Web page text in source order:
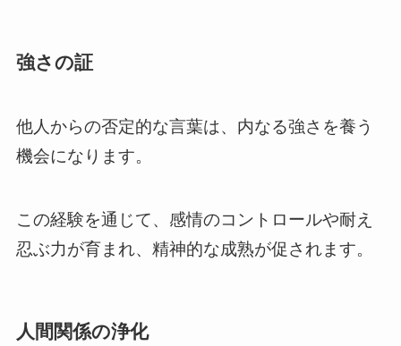
強さの証
他人からの否定的な言葉は、内なる強さを養う
機会になります。
この経験を通じて、感情のコントロールや耐え
忍ぶ力が育まれ、精神的な成熟が促されます。
人間関係の浄化